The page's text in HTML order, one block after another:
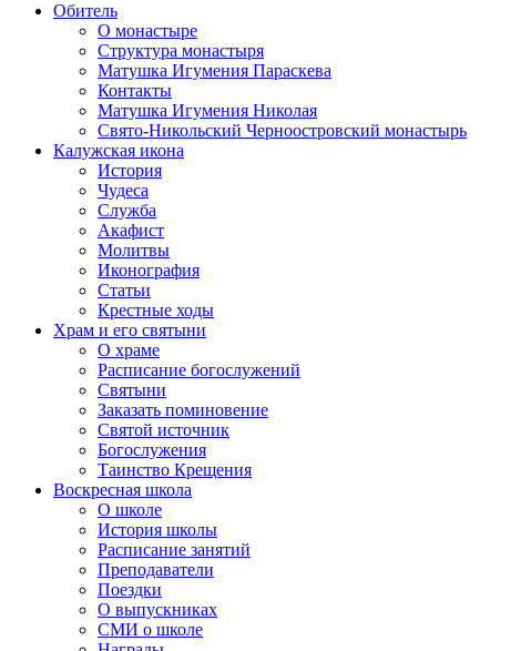
Обитель
О монастыре
Структура монастыря
Матушка Игумения Параскева
Контакты
Матушка Игумения Николая
Свято-Никольский Черноостровский монастырь
Калужская икона
История
Чудеса
Служба
Акафист
Молитвы
Иконография
Статьи
Крестные ходы
Храм и его святыни
О храме
Расписание богослужений
Святыни
Заказать поминовение
Святой источник
Богослужения
Таинство Крещения
Воскресная школа
О школе
История школы
Расписание занятий
Преподаватели
Поездки
О выпускниках
СМИ о школе